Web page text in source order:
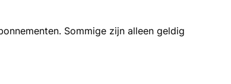
Sommige zijn alleen geldig